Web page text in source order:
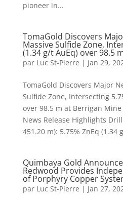
pioneer in...
TomaGold Discovers
Massive Sulfide Zone,
(1.34 g/t AuEq) over 98.5
par Luc St-Pierre | Jan 29,
TomaGold Discovers Major
Sulfide Zone, Intersecting
over 98.5 m at Berrigan Mine
News Release Highlights
451.20 m): 5.75% ZnEq (1.34
Quimbaya Gold
Redwood Provides
of Porphyry Copper
par Luc St-Pierre | Jan 27,